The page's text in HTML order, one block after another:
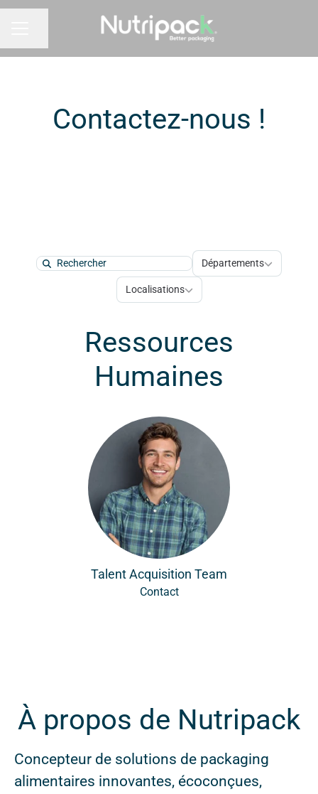
Partager la page
Contactez-nous !
Search
Départements
Départements
Localisations
Localisations
Ressources
Humaines
Talent Acquisition Team
Contact
À propos de Nutripack
Concepteur de solutions de packaging
alimentaires innovantes, écoconçues,